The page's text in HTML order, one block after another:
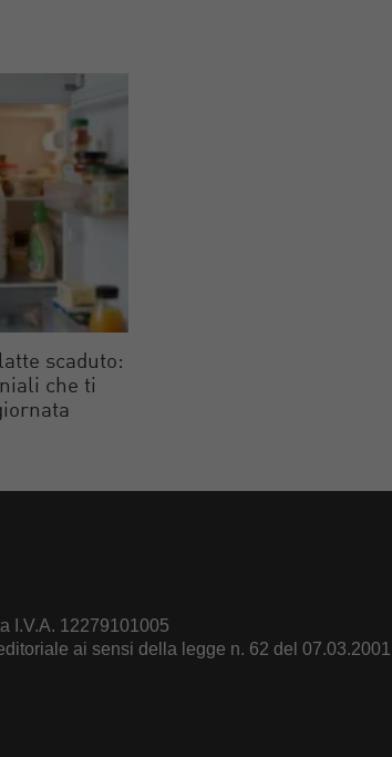
scaduto:
che ti
I.V.A. 12279101005
ai sensi della legge n. 62 del 07.03.2001